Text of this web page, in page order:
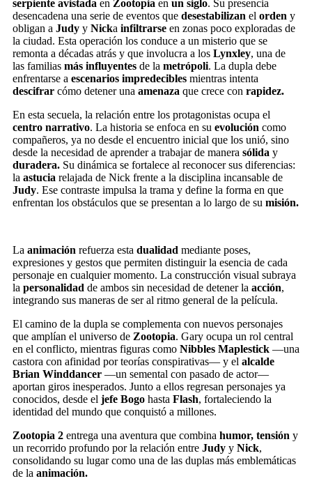
serpiente avistada en Zootopia en un siglo. Su presencia
desencadena una serie de eventos que desestabilizan el orden y
obligan a Judy y Nicka infiltrarse en zonas poco exploradas de
la ciudad. Esta operación los conduce a un misterio que se
remonta a décadas atrás y que involucra a los Lynxley, una de
las familias más influyentes de la metrópoli. La dupla debe
enfrentarse a escenarios impredecibles mientras intenta
descifrar cómo detener una amenaza que crece con rapidez.
En esta secuela, la relación entre los protagonistas ocupa el
centro narrativo. La historia se enfoca en su evolución como
compañeros, ya no desde el encuentro inicial que los unió, sino
desde la necesidad de aprender a trabajar de manera sólida y
duradera. Su dinámica se fortalece al reconocer sus diferencias:
la astucia relajada de Nick frente a la disciplina incansable de
Judy. Ese contraste impulsa la trama y define la forma en que
enfrentan los obstáculos que se presentan a lo largo de su misión.
La animación refuerza esta dualidad mediante poses,
expresiones y gestos que permiten distinguir la esencia de cada
personaje en cualquier momento. La construcción visual subraya
la personalidad de ambos sin necesidad de detener la acción,
integrando sus maneras de ser al ritmo general de la película.
El camino de la dupla se complementa con nuevos personajes
que amplían el universo de Zootopia. Gary ocupa un rol central
en el conflicto, mientras figuras como Nibbles Maplestick —una
castora con afinidad por teorías conspirativas— y el alcalde
Brian Winddancer —un semental con pasado de actor—
aportan giros inesperados. Junto a ellos regresan personajes ya
conocidos, desde el jefe Bogo hasta Flash, fortaleciendo la
identidad del mundo que conquistó a millones.
Zootopia 2 entrega una aventura que combina humor, tensión y
un recorrido profundo por la relación entre Judy y Nick,
consolidando su lugar como una de las duplas más emblemáticas
de la animación.